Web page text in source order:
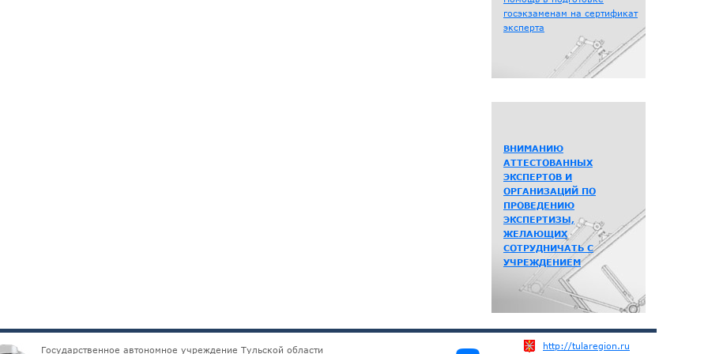
госэкзаменам на сертификат
эксперта
ВНИМАНИЮ
АТТЕСТОВАННЫХ
ЭКСПЕРТОВ И
ОРГАНИЗАЦИЙ ПО
ПРОВЕДЕНИЮ
ЭКСПЕРТИЗЫ,
ЖЕЛАЮЩИХ
СОТРУДНИЧАТЬ С
УЧРЕЖДЕНИЕМ
Государственное автономное учреждение Тульской области http://tularegion.ru